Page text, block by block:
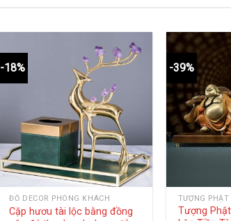
-18%
ĐỒ DECOR PHÒNG KHÁCH
Cặp hươu tài lộc bằng đồng
-39%
TƯỢNG PHẬT
Tượng